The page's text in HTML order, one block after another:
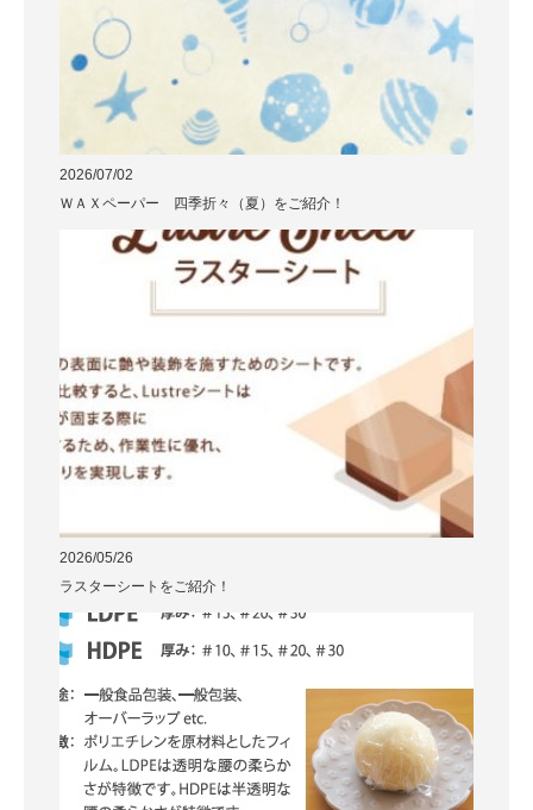
2026/07/02
ＷＡＸペーパー 四季折々（夏）をご紹介！
2026/05/26
ラスターシートをご紹介！